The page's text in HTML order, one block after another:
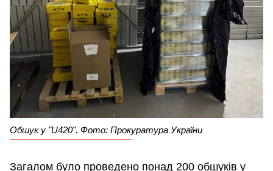
Обшук у "U420". Фото: Прокуратура України
Загалом було проведено понад 200 обшуків у